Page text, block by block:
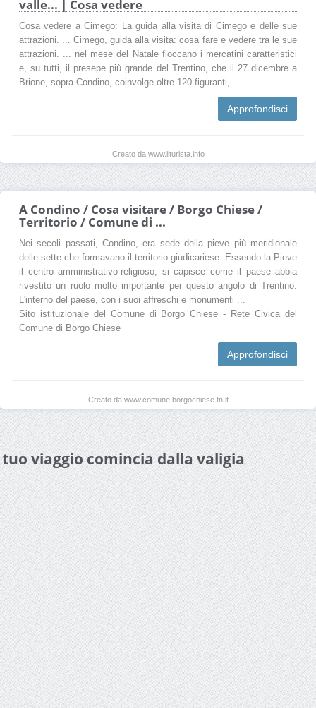
valle... | Cosa vedere
Cosa vedere a Cimego: La guida alla visita di Cimego e delle sue
attrazioni. ... Cimego, guida alla visita: cosa fare e vedere tra le sue
attrazioni. ... nel mese del Natale fioccano i mercatini caratteristici
e, su tutti, il presepe più grande del Trentino, che il 27 dicembre a
Brione, sopra Condino, coinvolge oltre 120 figuranti, ...
Approfondisci
Creato da www.ilturista.info
A Condino / Cosa visitare / Borgo Chiese /
Territorio / Comune di ...
Nei secoli passati, Condino, era sede della pieve più meridionale
delle sette che formavano il territorio giudicariese. Essendo la Pieve
il centro amministrativo-religioso, si capisce come il paese abbia
rivestito un ruolo molto importante per questo angolo di Trentino.
L'interno del paese, con i suoi affreschi e monumenti ...
Sito istituzionale del Comune di Borgo Chiese - Rete Civica del
Comune di Borgo Chiese
Approfondisci
Creato da www.comune.borgochiese.tn.it
viaggio comincia dalla valigia